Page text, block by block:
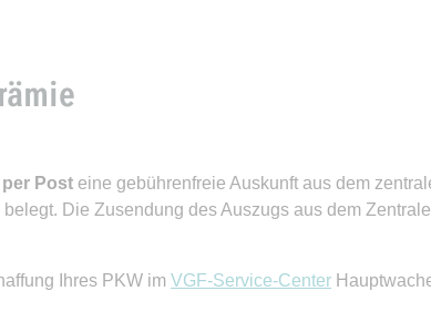
per Post eine gebührenfreie Auskunft aus dem
Die Zusendung des Auszugs aus dem
Ihres PKW im VGF-Service-Center